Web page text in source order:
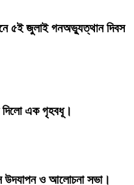
৫ই জুলাই গনঅভ্যুত্থান দিবস
দিলো এক গৃহবধূ।
উদযাপন ও আলোচনা সভা।